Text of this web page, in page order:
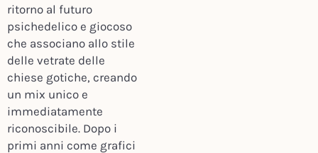
ritorno al futuro
psichedelico e giocoso
che associano allo stile
delle vetrate delle
chiese gotiche, creando
un mix unico e
immediatamente
riconoscibile. Dopo i
primi anni come grafici